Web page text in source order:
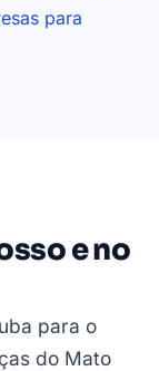
para
e no
para o
do Mato